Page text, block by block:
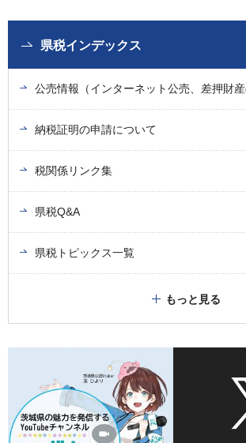
県税インデックス
公売情報（インターネット公売、差押財産
納税証明の申請について
税関係リンク集
県税Q&A
県税トピックス一覧
もっと見る